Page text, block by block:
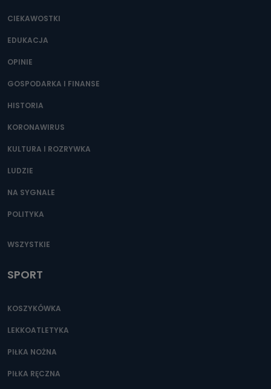
CIEKAWOSTKI
EDUKACJA
OPINIE
GOSPODARKA I FINANSE
HISTORIA
KORONAWIRUS
KULTURA I ROZRYWKA
LUDZIE
NA SYGNALE
POLITYKA
WSZYSTKIE
SPORT
KOSZYKÓWKA
LEKKOATLETYKA
PIŁKA NOŻNA
PIŁKA RĘCZNA